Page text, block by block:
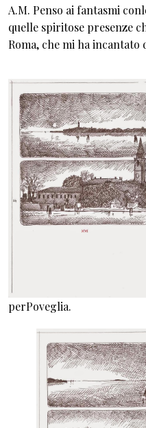
A.M. Penso ai fantasmi
quelle spiritose presenze
Roma, che mi ha incantato
perPoveglia.